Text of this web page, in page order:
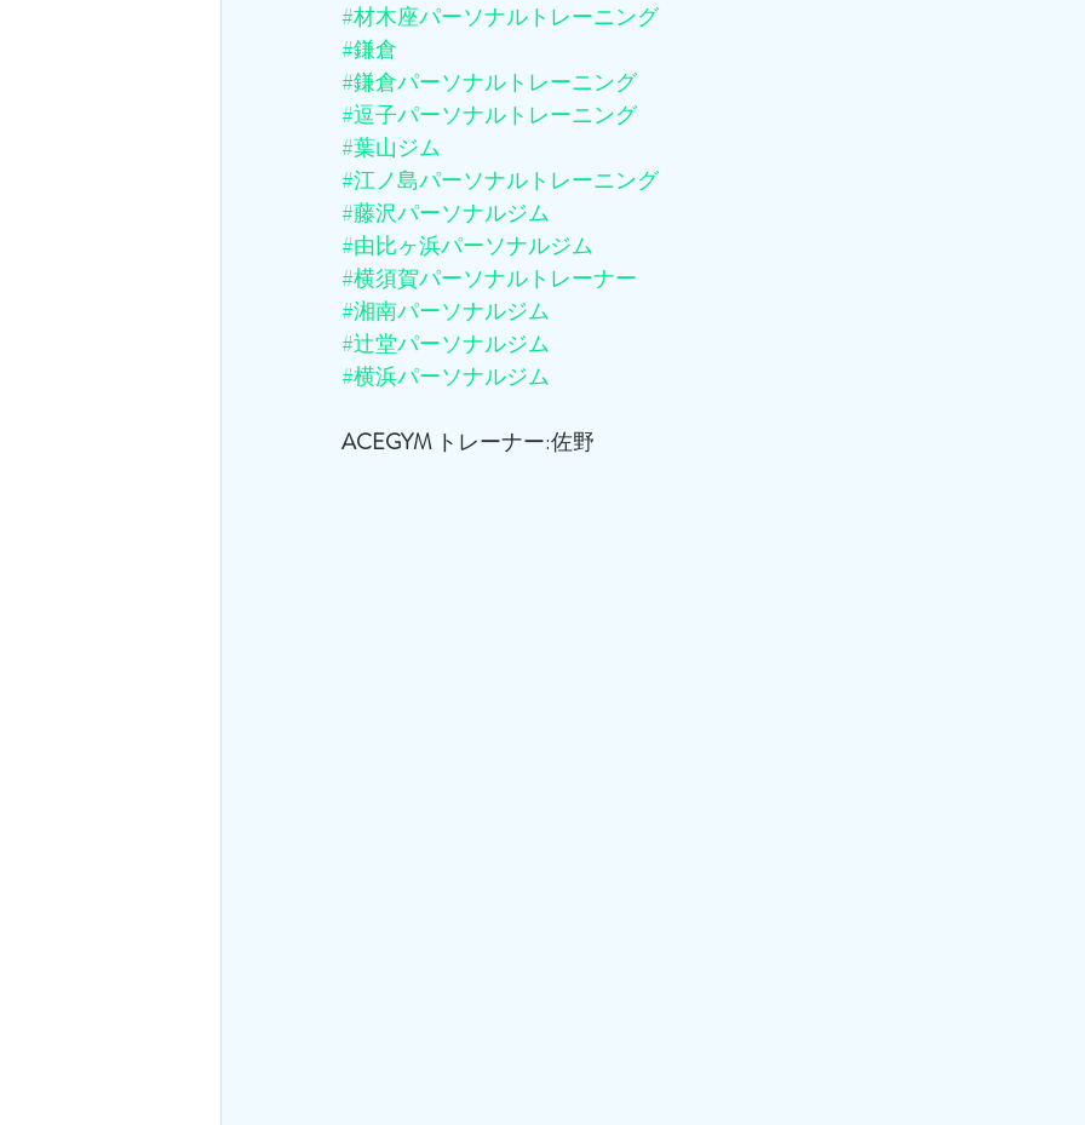
#材木座パーソナルトレーニング
#鎌倉
#鎌倉パーソナルトレーニング
#逗子パーソナルトレーニング
#葉山ジム
#江ノ島パーソナルトレーニング
#藤沢パーソナルジム
#由比ヶ浜パーソナルジム
#横須賀パーソナルトレーナー
#湘南パーソナルジム
#辻堂パーソナルジム
#横浜パーソナルジム
ACEGYM トレーナー:佐野